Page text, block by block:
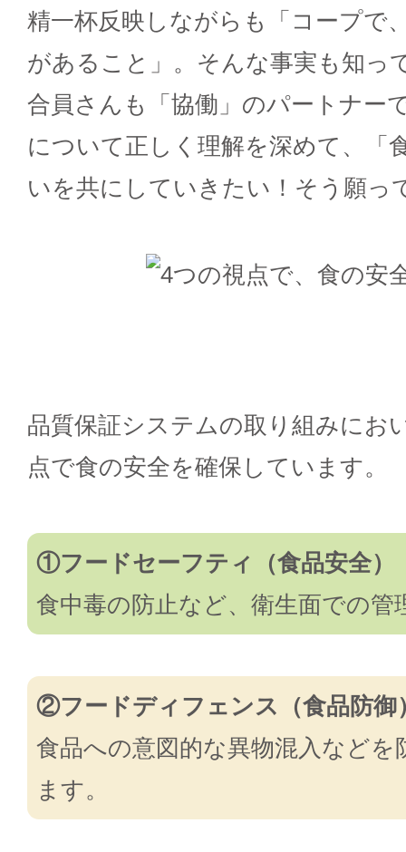
精一杯反映しながらも「コープで
があること」。そんな事実も知っ
合員さんも「協働」のパートナー
について正しく理解を深めて、「
いを共にしていきたい！そう願っ
品質保証システムの取り組みにお
点で食の安全を確保しています。
①フードセーフティ（食品安全）
食中毒の防止など、衛生面での管
②フードディフェンス（食品防御
食品への意図的な異物混入など
ます。